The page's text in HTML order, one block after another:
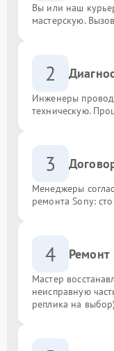
Вы или наш
мастерскую.
2
Инженеры
техническую.
3
Менеджеры
ремонта Sony:
4 Ремонт
Мастер
неисправную
реплика на